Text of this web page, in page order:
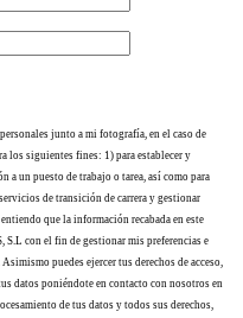
junto a mi fotografía, en el caso de
los siguientes fines: 1) para establecer y
a un puesto de trabajo o tarea, así como para
de transición de carrera y gestionar
que la información recabada en este
con el fin de gestionar mis preferencias e
puedes ejercer tus derechos de acceso,
datos poniéndote en contacto con nosotros en
de tus datos y todos sus derechos,